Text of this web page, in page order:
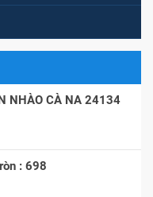
NHÀO CÀ NA 24134
: 698